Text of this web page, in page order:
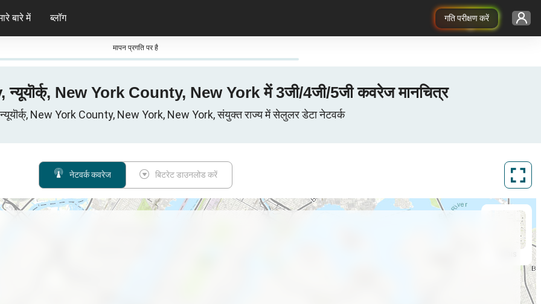
गति परीक्षण करें
बारे में ब्लॉग
मापन प्रगति पर है
New York County, New York में 3जी/4जी/5जी कवरेज मानचित्र
New York County, New York, New York, संयुक्त राज्य में सेलुलर डेटा नेटवर्क
नेटवर्क कवरेज बिटरेट डाउनलोड करें